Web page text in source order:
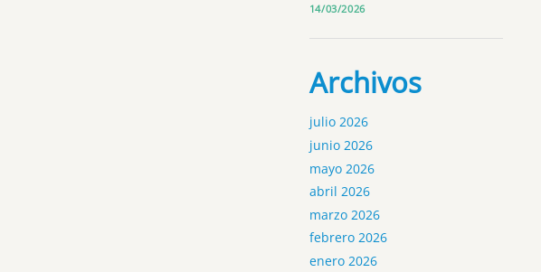
14/03/2026
Archivos
julio 2026
junio 2026
mayo 2026
abril 2026
marzo 2026
febrero 2026
enero 2026